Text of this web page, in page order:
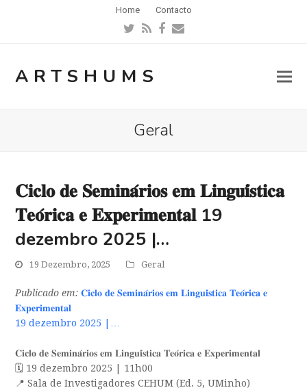
Home Contacto
Twitter
RSSFacebook
Email
ARTSHUMS
Geral
𝐂𝐢𝐜𝐥𝐨 𝐝𝐞 𝐒𝐞𝐦𝐢𝐧𝐚́𝐫𝐢𝐨𝐬 𝐞𝐦 𝐋𝐢𝐧𝐠𝐮𝐢́𝐬𝐭𝐢𝐜𝐚
𝐓𝐞𝐨́𝐫𝐢𝐜𝐚 𝐞 𝐄𝐱𝐩𝐞𝐫𝐢𝐦𝐞𝐧𝐭𝐚𝐥 19
dezembro 2025 |…
19 Dezembro, 2025 Geral
Publicado em: 𝐂𝐢𝐜𝐥𝐨 𝐝𝐞 𝐒𝐞𝐦𝐢𝐧𝐚́𝐫𝐢𝐨𝐬 𝐞𝐦 𝐋𝐢𝐧𝐠𝐮𝐢́𝐬𝐭𝐢𝐜𝐚 𝐓𝐞𝐨́𝐫𝐢𝐜𝐚 𝐞
𝐄𝐱𝐩𝐞𝐫𝐢𝐦𝐞𝐧𝐭𝐚𝐥
19 dezembro 2025 |…
𝐂𝐢𝐜𝐥𝐨 𝐝𝐞 𝐒𝐞𝐦𝐢𝐧𝐚́𝐫𝐢𝐨𝐬 𝐞𝐦 𝐋𝐢𝐧𝐠𝐮𝐢́𝐬𝐭𝐢𝐜𝐚 𝐓𝐞𝐨́𝐫𝐢𝐜𝐚 𝐞 𝐄𝐱𝐩𝐞𝐫𝐢𝐦𝐞𝐧𝐭𝐚𝐥
🗓️ 19 dezembro 2025 | 11h00
📍 Sala de Investigadores CEHUM (Ed. 5, UMinho)